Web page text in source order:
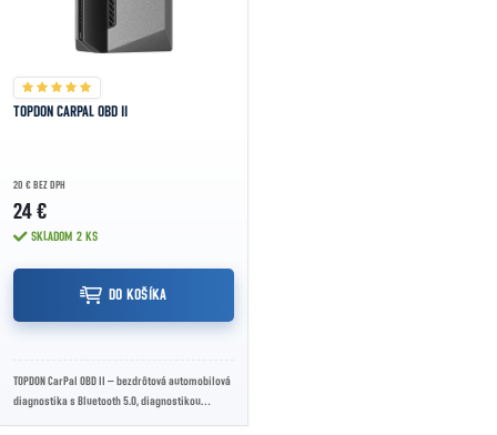
TOPDON CARPAL OBD II
20 € BEZ DPH
24 €
SKLADOM 2 KS
DO KOŠÍKA
TOPDON CarPal OBD II – bezdrôtová automobilová
diagnostika s Bluetooth 5.0, diagnostikou